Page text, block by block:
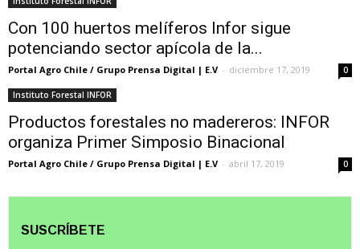
Con 100 huertos melíferos Infor sigue
potenciando sector apícola de la...
Portal Agro Chile / Grupo Prensa Digital | E.V - diciembre 17, 2019 0
Instituto Forestal INFOR
Productos forestales no madereros: INFOR
organiza Primer Simposio Binacional
Portal Agro Chile / Grupo Prensa Digital | E.V - abril 17, 2019 0
SUSCRÍBETE